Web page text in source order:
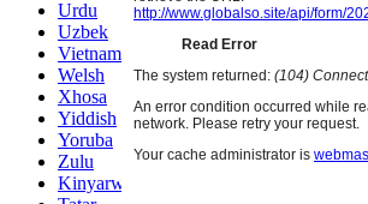
Urdu
Uzbek
Vietnamese
Welsh
Xhosa
Yiddish
Yoruba
Zulu
Kinyarwanda